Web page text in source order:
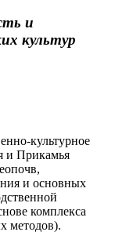
и
культур
культурное
и Прикамья
и основных
комплекса
методов).